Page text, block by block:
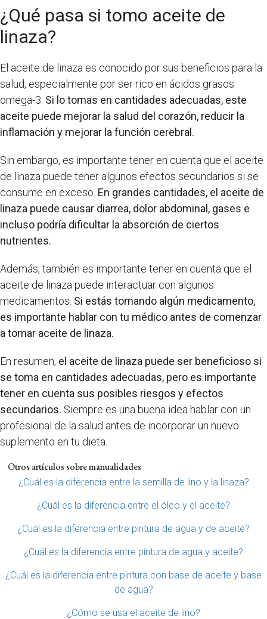
¿Qué pasa si tomo aceite de
linaza?
El aceite de linaza es conocido por sus beneficios para la
salud, especialmente por ser rico en ácidos grasos
omega-3. Si lo tomas en cantidades adecuadas, este
aceite puede mejorar la salud del corazón, reducir la
inflamación y mejorar la función cerebral.
Sin embargo, es importante tener en cuenta que el aceite
de linaza puede tener algunos efectos secundarios si se
consume en exceso. En grandes cantidades, el aceite de
linaza puede causar diarrea, dolor abdominal, gases e
incluso podría dificultar la absorción de ciertos
nutrientes.
Además, también es importante tener en cuenta que el
aceite de linaza puede interactuar con algunos
medicamentos. Si estás tomando algún medicamento,
es importante hablar con tu médico antes de comenzar
a tomar aceite de linaza.
En resumen, el aceite de linaza puede ser beneficioso si
se toma en cantidades adecuadas, pero es importante
tener en cuenta sus posibles riesgos y efectos
secundarios. Siempre es una buena idea hablar con un
profesional de la salud antes de incorporar un nuevo
suplemento en tu dieta.
Otros artículos sobre manualidades
¿Cuál es la diferencia entre la semilla de lino y la linaza?
¿Cuál es la diferencia entre el óleo y el aceite?
¿Cuál es la diferencia entre pintura de agua y de aceite?
¿Cuál es la diferencia entre pintura de agua y aceite?
¿Cuál es la diferencia entre pintura con base de aceite y base
de agua?
¿Cómo se usa el aceite de lino?